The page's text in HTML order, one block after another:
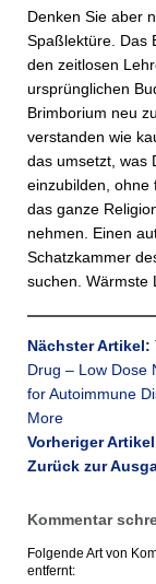
Denken Sie aber
Spaßlektüre. Das
den zeitlosen
ursprünglichen
Brimborium neu
verstanden wie
das umsetzt, was
einzubilden, ohne
das ganze
nehmen. Einen
Schatzkammer
suchen. Wärmste
Nächster Artikel:
Drug – Low Dose
for Autoimmune
More
Vorheriger
Zurück zur
Kommentar
Folgende Art von
entfernt: